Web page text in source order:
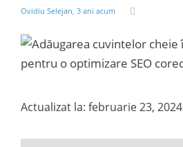
Ovidiu Selejan, 3 ani acum
Actualizat la: februarie 23, 2024